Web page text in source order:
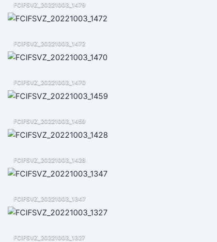
FCIFSVZ_20221003_1479
FCIFSVZ_20221003_1472
FCIFSVZ_20221003_1470
FCIFSVZ_20221003_1459
FCIFSVZ_20221003_1428
FCIFSVZ_20221003_1347
FCIFSVZ_20221003_1327